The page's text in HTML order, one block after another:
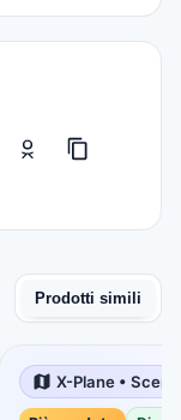
Prodotti simili
X-Plane •